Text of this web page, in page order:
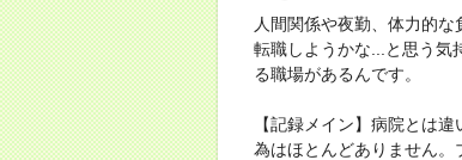
人間関係や夜勤、体力的
転職しようかな...と思う気
る職場があるんです。
【記録メイン】病院とは
為はほとんどありません。